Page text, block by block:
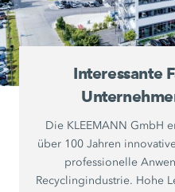
Interessante
Die KLEEMANN GmbH
über 100 Jahren
professionelle
Recyclingindustrie. Hohe